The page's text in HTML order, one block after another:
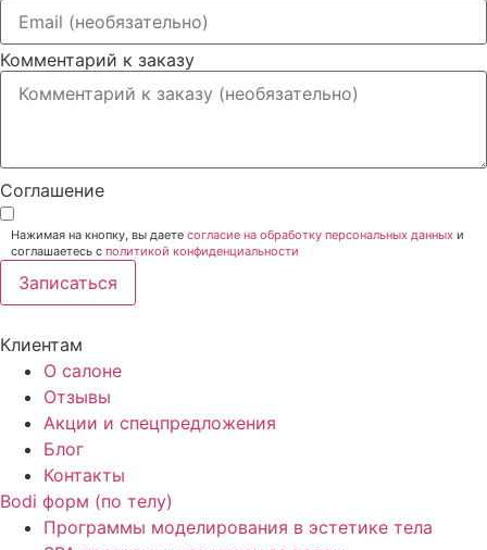
Комментарий к заказу
Соглашение
Нажимая на кнопку, вы даете согласие на обработку персональных данных и
соглашаетесь c политикой конфиденциальности
Записаться
Клиентам
О салоне
Отзывы
Акции и спецпредложения
Блог
Контакты
Bodi форм (по телу)
Программы моделирования в эстетике тела